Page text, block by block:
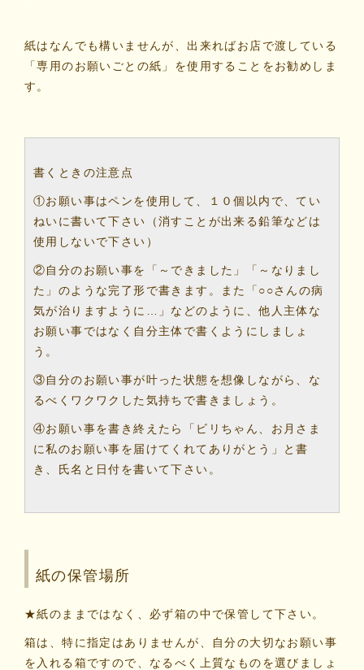
紙はなんでも構いませんが、出来ればお店で渡している
「専用のお願いごとの紙」を使用することをお勧めしま
す。
書くときの注意点
①お願い事はペンを使用して、１０個以内で、てい
ねいに書いて下さい（消すことが出来る鉛筆などは
使用しないで下さい）
②自分のお願い事を「～できました」「～なりまし
た」のような完了形で書きます。また「○○さんの病
気が治りますように…」などのように、他人主体な
お願い事ではなく自分主体で書くようにしましょ
う。
③自分のお願い事が叶った状態を想像しながら、な
るべくワクワクした気持ちで書きましょう。
④お願い事を書き終えたら「ビリちゃん、お月さま
に私のお願い事を届けてくれてありがとう」と書
き、氏名と日付を書いて下さい。
紙の保管場所
★紙のままではなく、必ず箱の中で保管して下さい。
箱は、特に指定はありませんが、自分の大切なお願い事
を入れる箱ですので、なるべく上質なものを選びましょ